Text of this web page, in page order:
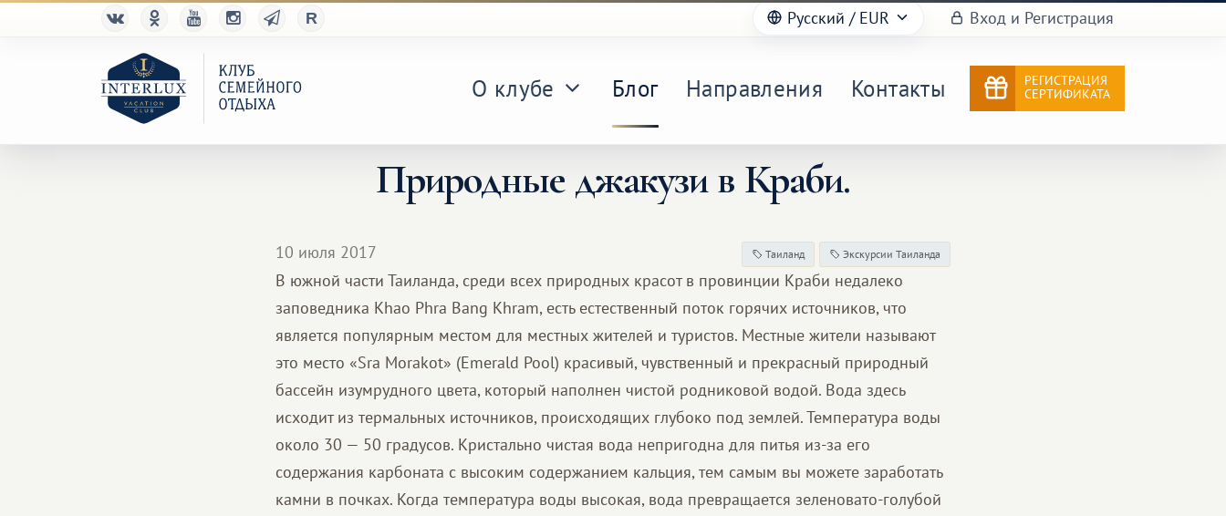
Русский / EUR Вход и Регистрация
О клубе Блог Направления Контакты
РЕГИСТРАЦИЯ
СЕРТИФИКАТА
Природные джакузи в Краби.
10 июля 2017 Таиланд Экскурсии Таиланда
В южной части Таиланда, среди всех природных красот в провинции Краби недалеко
заповедника Khao Phra Bang Khram, есть естественный поток горячих источников, что
является популярным местом для местных жителей и туристов. Местные жители называют
это место «Srа Morakot» (Emerald Pool) красивый, чувственный и прекрасный природный
бассейн изумрудного цвета, который наполнен чистой родниковой водой. Вода здесь
исходит из термальных источников, происходящих глубоко под землей. Температура воды
около 30 — 50 градусов. Кристально чистая вода непригодна для питья из-за его
содержания карбоната с высоким содержанием кальция, тем самым вы можете заработать
камни в почках. Когда температура воды высокая, вода превращается зеленовато-голубой